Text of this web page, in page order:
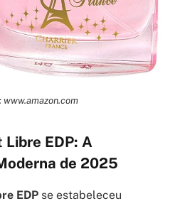
www.amazon.com
EDP: A
de 2025
EDP se estabeleceu